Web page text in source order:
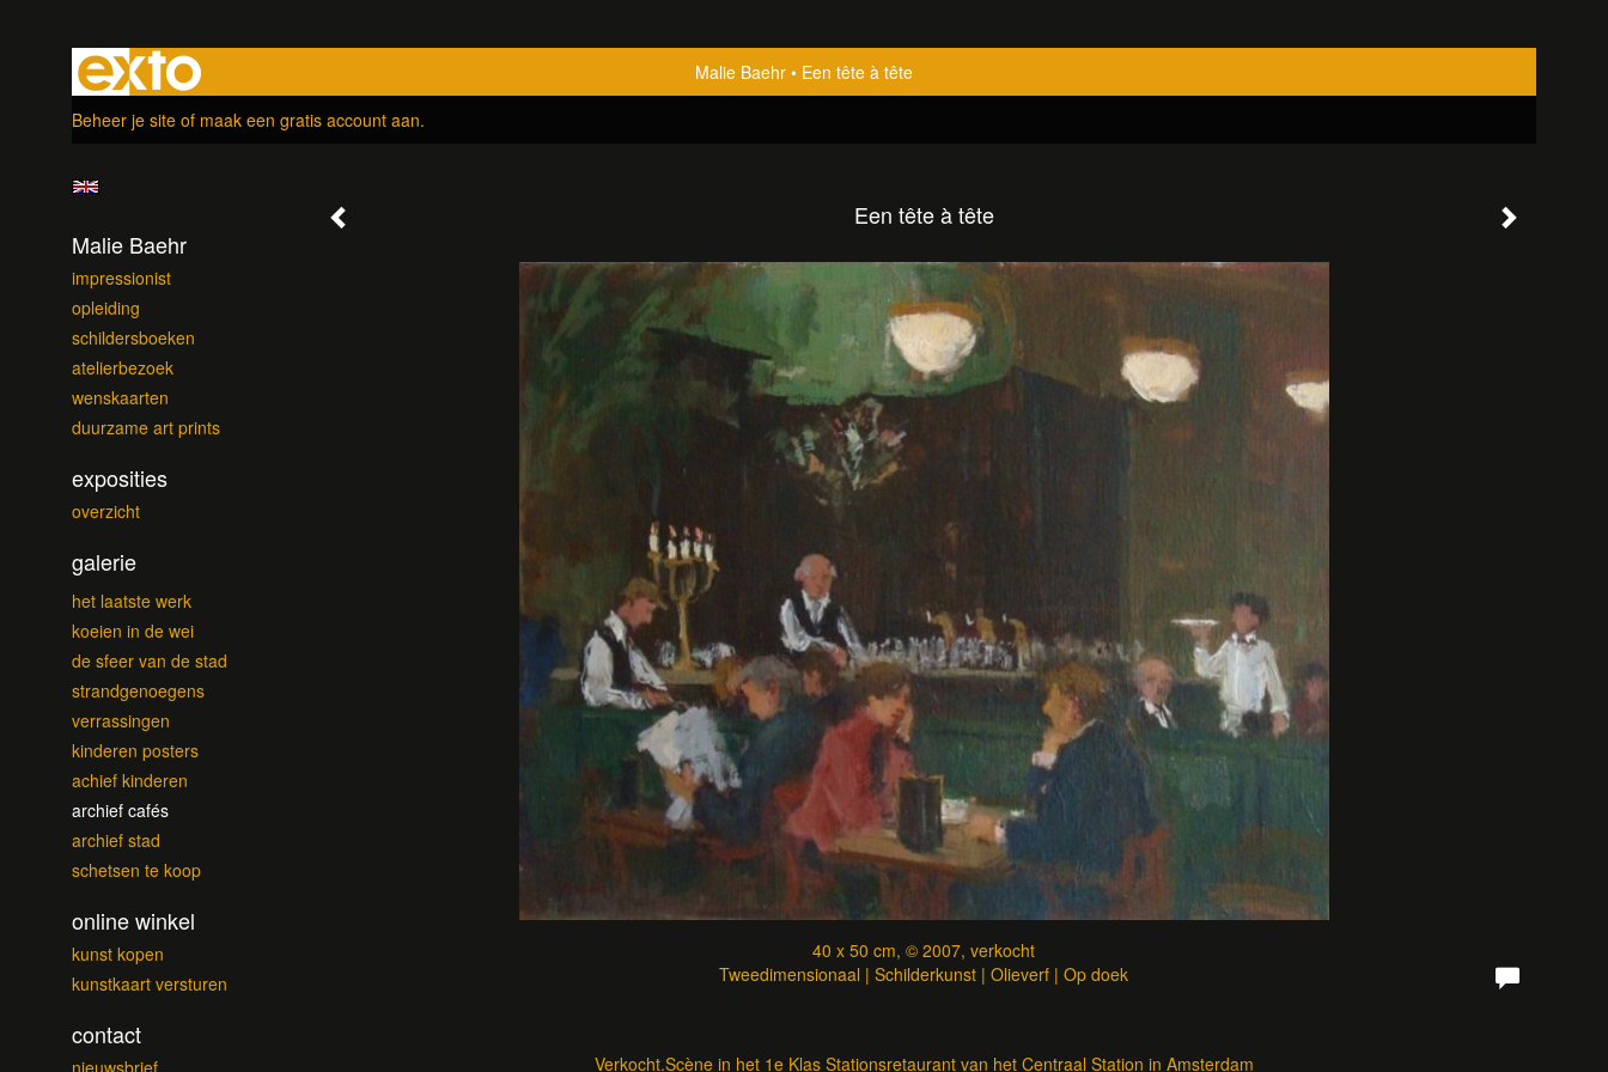
Malie Baehr
Een tête à tête
Beheer je site of maak een gratis account aan.
Een tête à tête
40 x 50 cm, © 2007, verkocht
Tweedimensionaal | Schilderkunst | Olieverf | Op doek
Verkocht.Scène in het 1e Klas Stationsretaurant van het Centraal Station in Amsterdam
Malie Baehr
impressionist
opleiding
schildersboeken
atelierbezoek
wenskaarten
duurzame art prints
exposities
overzicht
galerie
het laatste werk
koeien in de wei
de sfeer van de stad
strandgenoegens
verrassingen
kinderen posters
achief kinderen
archief cafés
archief stad
schetsen te koop
online winkel
kunst kopen
kunstkaart versturen
contact
nieuwsbrief